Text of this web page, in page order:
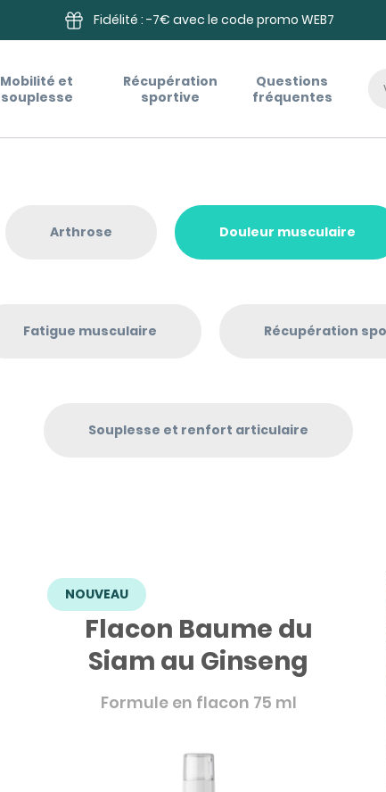
Fidélité : -7€ avec le code promo WEB7
Mobilité et
souplesse
Récupération
sportive
Questions
fréquentes
Arthrose Douleur musculaire
Fatigue musculaire Récupération
Souplesse et renfort articulaire
NOUVEAU
Flacon Baume du
Siam au Ginseng
Formule en flacon 75 ml